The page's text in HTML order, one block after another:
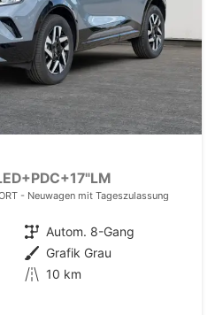
Neuwagen mit Tageszulassung
Getriebe Autom. 8-Gang
Außenfarbe Grafik Grau
Kilometerstand 10 km